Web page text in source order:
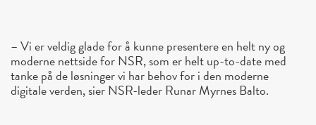
– Vi er veldig glade for å kunne presentere en helt ny og
moderne nettside for NSR, som er helt up-to-date med
tanke på de løsninger vi har behov for i den moderne
digitale verden, sier NSR-leder Runar Myrnes Balto.